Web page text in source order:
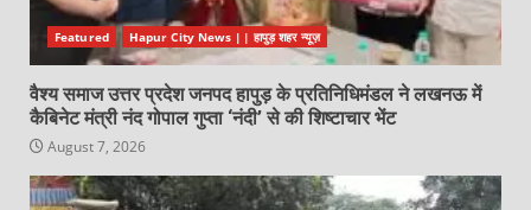
Featured Hapur City News || हापुड़ शहर न्यूज़
वैश्य समाज उत्तर प्रदेश जनपद हापुड़ के प्रतिनिधिमंडल ने लखनऊ में
कैबिनेट मंत्री नंद गोपाल गुप्ता ‘नंदी’ से की शिष्टाचार भेंट
August 7, 2026